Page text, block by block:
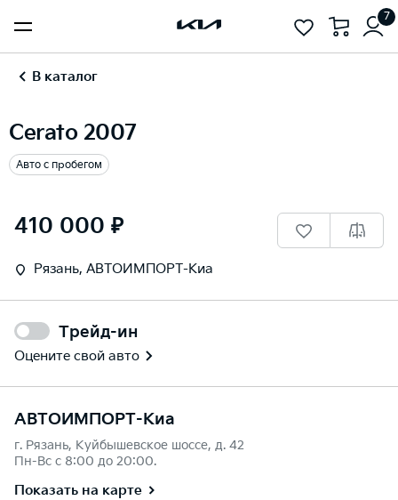
7
В каталог
Cerato 2007
Авто с пробегом
410 000 ₽
Рязань, АВТОИМПОРТ-Киа
Трейд-ин
Оцените свой авто
АВТОИМПОРТ-Киа
г. Рязань, Куйбышевское шоссе, д. 42
Пн-Вс с 8:00 до 20:00.
Показать на карте